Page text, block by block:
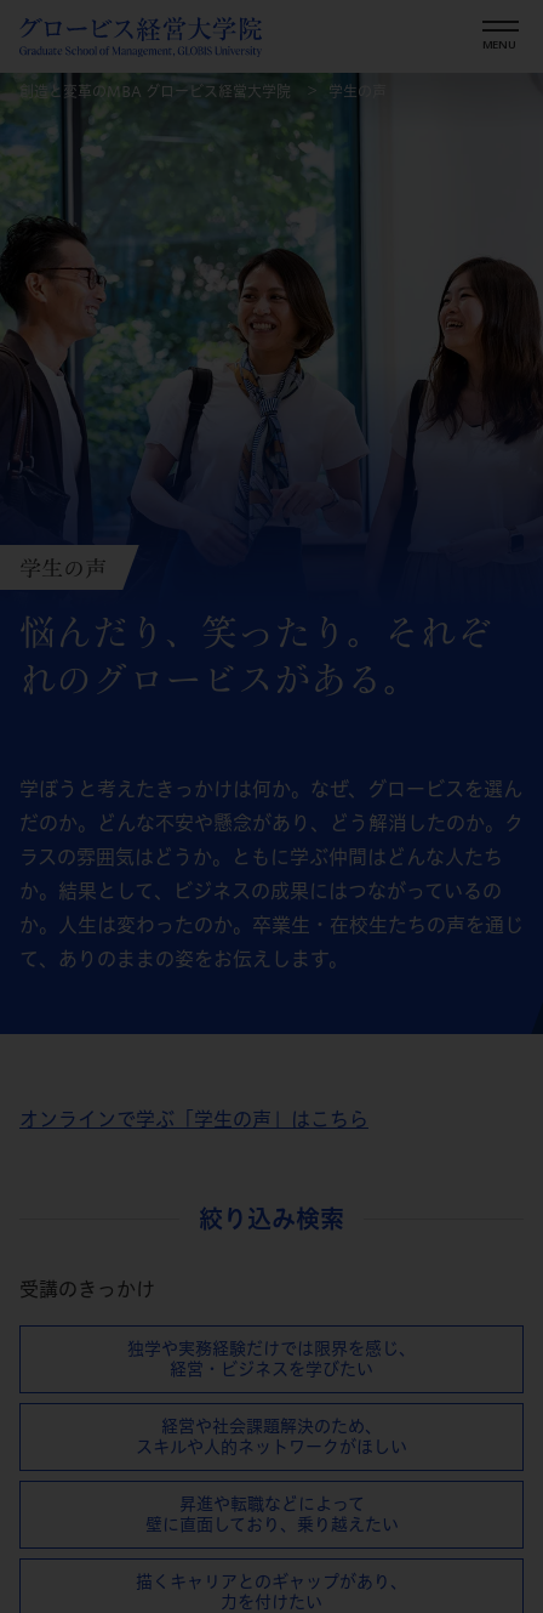
創造と変革のMBA グロービス経営大学院 学生の声
学生の声
悩んだり、笑ったり。
それぞ
れのグロービスがある。
学ぼうと考えたきっかけは何か。なぜ、グロービスを選ん
だのか。どんな不安や懸念があり、どう解消したのか。ク
ラスの雰囲気はどうか。ともに学ぶ仲間はどんな人たち
か。結果として、ビジネスの成果にはつながっているの
か。人生は変わったのか。卒業生・在校生たちの声を通じ
て、ありのままの姿をお伝えします。
オンラインで学ぶ「学生の声」はこちら
絞り込み検索
受講のきっかけ
独学や実務経験だけでは限界を感じ、
経営・ビジネスを学びたい
経営や社会課題解決のため、
スキルや⼈的ネットワークがほしい
昇進や転職などによって
壁に直⾯しており、乗り越えたい
描くキャリアとのギャップがあり、
⼒を付けたい